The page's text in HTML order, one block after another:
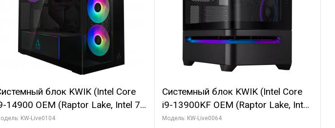
блок KWIK (Intel Core
14900 OEM (Raptor Lake, Intel 7,
16EC/8PC// 64 ГБ ОЗУ (2
KW-Live0104
Системный блок KWIK (Intel Core
i9-13900KF OEM (Raptor Lake, Intel
7, C24 16EC/8P/ 64 ГБ ОЗУ (2
Модель: KW-Live0064